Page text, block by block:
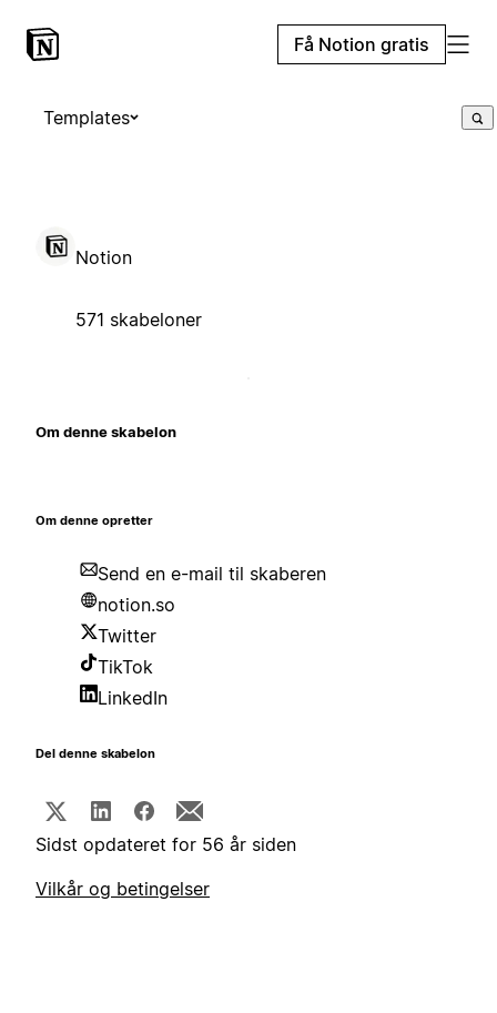
Få Notion gratis
Templates
Notion
571 skabeloner
Om denne skabelon
Om denne opretter
Send en e-mail til skaberen
notion.so
Twitter
TikTok
LinkedIn
Del denne skabelon
Sidst opdateret for 56 år siden
Vilkår og betingelser